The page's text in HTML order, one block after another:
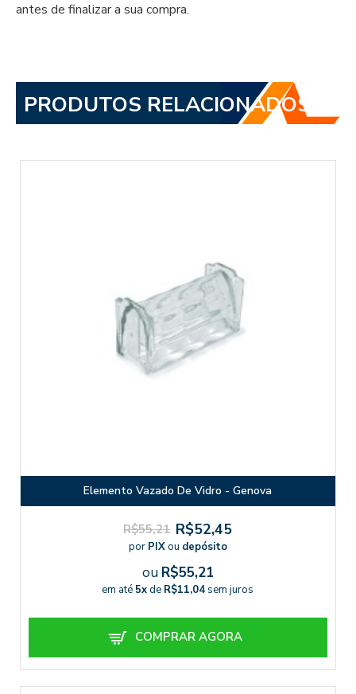
antes de finalizar a sua compra.
PRODUTOS RELACIONADOS
Elemento Vazado De Vidro - Genova
R$55,21 R$52,45
por PIXou depósito
ou R$55,21
em até 5xde R$11,04 sem juros
COMPRAR AGORA